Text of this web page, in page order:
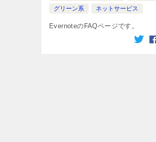
グリーン系
ネットサービス
EvernoteのFAQページです。